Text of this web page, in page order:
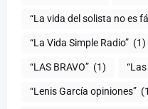
“La vida del solista no es
“La Vida Simple Radio” (1)
“LAS BRAVO” (1)
“Lenis García opiniones”